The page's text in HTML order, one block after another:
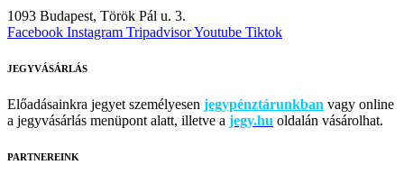
1093 Budapest, Török Pál u. 3.
Facebook Instagram TripadvisorYoutube Tiktok
JEGYVÁSÁRLÁS
Előadásainkra jegyet személyesen jegypénztárunkban vagy online
a jegyvásárlás menüpont alatt, illetve a jegy.hu oldalán vásárolhat.
PARTNEREINK